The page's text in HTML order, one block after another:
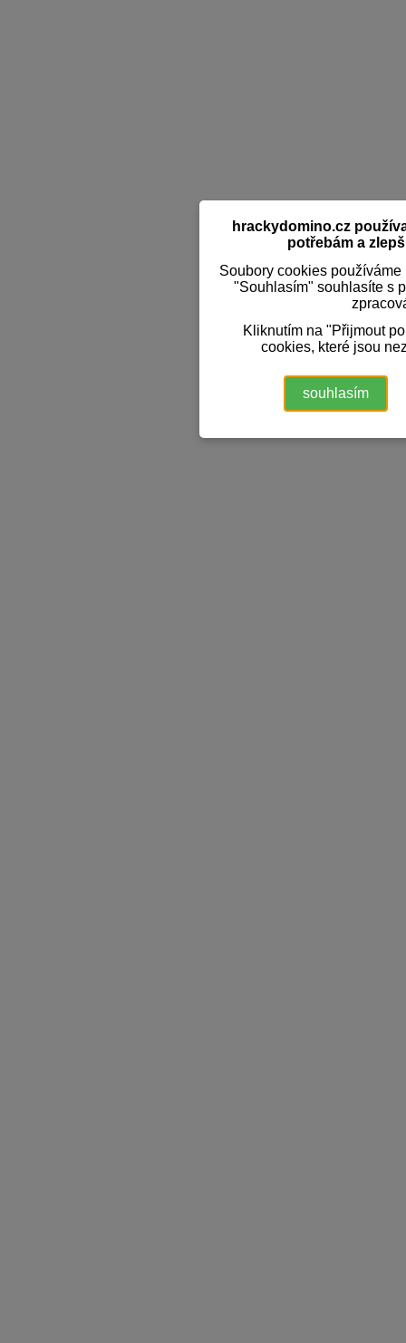
hrackydomino.cz
potřebám a
Soubory cookies
"Souhlasím" souhlasíte s
Kliknutím na "Přijmout
cookies, které jsou
souhlasím